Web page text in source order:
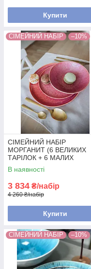
Купити
СІМЕЙНИЙ НАБІР –10%
СІМЕЙНИЙ НАБІР
МОРГАНИТ (6 ВЕЛИКИХ
ТАРІЛОК + 6 МАЛИХ
ТАРІЛОК + 6 МИСОК)
В наявності
3 834 ₴/набір
4 260 ₴/набір
Купити
СІМЕЙНИЙ НАБІР –10%